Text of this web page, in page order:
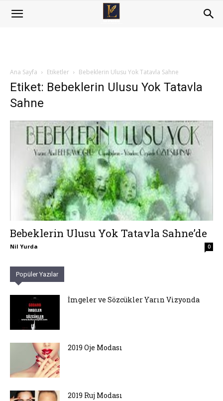
Ana Sayfa Etiketler Bebeklerin Ulusu Yok Tatavla Sahne
Etiket: Bebeklerin Ulusu Yok Tatavla
Sahne
Bebeklerin Ulusu Yok Tatavla Sahne’de
Nil Yurda 0
Popüler Yazılar
İmgeler ve Sözcükler Yarın Vizyonda
2019 Oje Modası
2019 Ruj Modası